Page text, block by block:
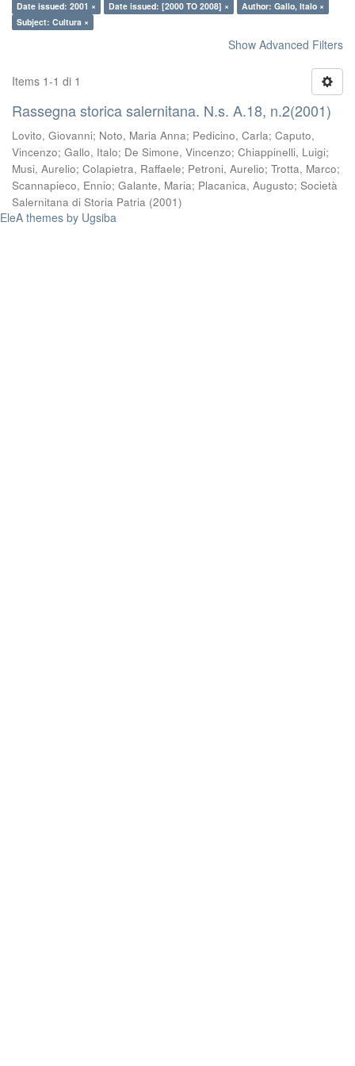
Date issued: 2001 ×
Date issued: [2000 TO 2008] ×
Author: Gallo, Italo ×
Subject: Cultura ×
Show Advanced Filters
Items 1-1 di 1
Rassegna storica salernitana. N.s. A.18, n.2(2001)
Lovito, Giovanni; Noto, Maria Anna; Pedicino, Carla; Caputo,
Vincenzo; Gallo, Italo; De Simone, Vincenzo; Chiappinelli, Luigi;
Musi, Aurelio; Colapietra, Raffaele; Petroni, Aurelio; Trotta, Marco;
Scannapieco, Ennio; Galante, Maria; Placanica, Augusto; Società
Salernitana di Storia Patria (2001)
EleA themes by Ugsiba